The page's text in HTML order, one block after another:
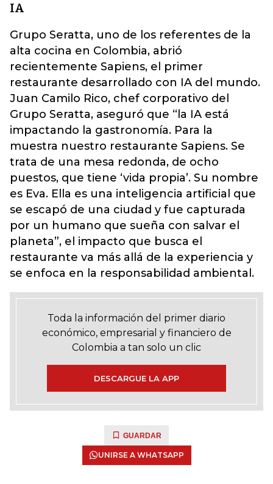
IA
Grupo Seratta, uno de los referentes de la
alta cocina en Colombia, abrió
recientemente Sapiens, el primer
restaurante desarrollado con IA del mundo.
Juan Camilo Rico, chef corporativo del
Grupo Seratta, aseguró que “la IA está
impactando la gastronomía. Para la
muestra nuestro restaurante Sapiens. Se
trata de una mesa redonda, de ocho
puestos, que tiene ‘vida propia’. Su nombre
es Eva. Ella es una inteligencia artificial que
se escapó de una ciudad y fue capturada
por un humano que sueña con salvar el
planeta”, el impacto que busca el
restaurante va más allá de la experiencia y
se enfoca en la responsabilidad ambiental.
Toda la información del primer diario
económico, empresarial y financiero de
Colombia a tan solo un clic
DESCARGUE LA APP
GUARDAR
UNIRSE A WHATSAPP